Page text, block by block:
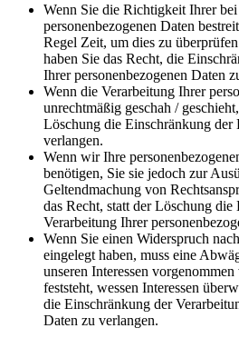
Wenn Sie die Richtigkeit Ihrer bei
personenbezogenen Daten
Regel Zeit, um dies zu
haben Sie das Recht, die
Ihrer personenbezogenen Daten
Wenn die Verarbeitung Ihrer
unrechtmäßig geschah /
Löschung die Einschränkung der
verlangen.
Wenn wir Ihre
benötigen, Sie sie jedoch zur
Geltendmachung von
das Recht, statt der Löschung die
Verarbeitung Ihrer
Wenn Sie einen Widerspruch
eingelegt haben, muss eine
unseren Interessen
feststeht, wessen Interessen
die Einschränkung der
Daten zu verlangen.